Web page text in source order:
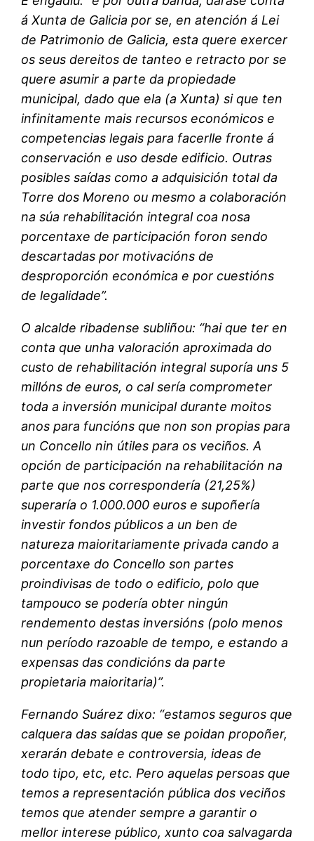
á Xunta de Galicia por se, en atención á Lei
de Patrimonio de Galicia, esta quere exercer
os seus dereitos de tanteo e retracto por se
quere asumir a parte da propiedade
municipal, dado que ela (a Xunta) si que ten
infinitamente mais recursos económicos e
competencias legais para facerlle fronte á
conservación e uso desde edificio. Outras
posibles saídas como a adquisición total da
Torre dos Moreno ou mesmo a colaboración
na súa rehabilitación integral coa nosa
porcentaxe de participación foron sendo
descartadas por motivacións de
desproporción económica e por cuestións
de legalidade”.
O alcalde ribadense subliñou: “hai que ter en
conta que unha valoración aproximada do
custo de rehabilitación integral suporía uns 5
millóns de euros, o cal sería comprometer
toda a inversión municipal durante moitos
anos para funcións que non son propias para
un Concello nin útiles para os veciños. A
opción de participación na rehabilitación na
parte que nos correspondería (21,25%)
superaría o 1.000.000 euros e supoñería
investir fondos públicos a un ben de
natureza maioritariamente privada cando a
porcentaxe do Concello son partes
proindivisas de todo o edificio, polo que
tampouco se podería obter ningún
rendemento destas inversións (polo menos
nun período razoable de tempo, e estando a
expensas das condicións da parte
propietaria maioritaria)”.
Fernando Suárez dixo: “estamos seguros que
calquera das saídas que se poidan propoñer,
xerarán debate e controversia, ideas de
todo tipo, etc, etc. Pero aquelas persoas que
temos a representación pública dos veciños
temos que atender sempre a garantir o
mellor interese público, xunto coa salvagarda